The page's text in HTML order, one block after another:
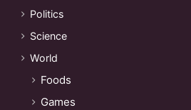
Politics
Science
World
Foods
Games